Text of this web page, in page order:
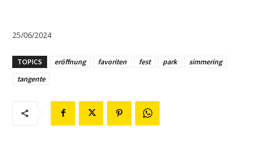
25/06/2024
TOPICS eröffnung favoriten fest park
simmering
tangente